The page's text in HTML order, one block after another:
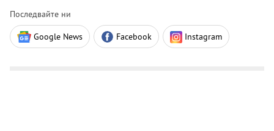
Последвайте ни
Google News Facebook Instagram